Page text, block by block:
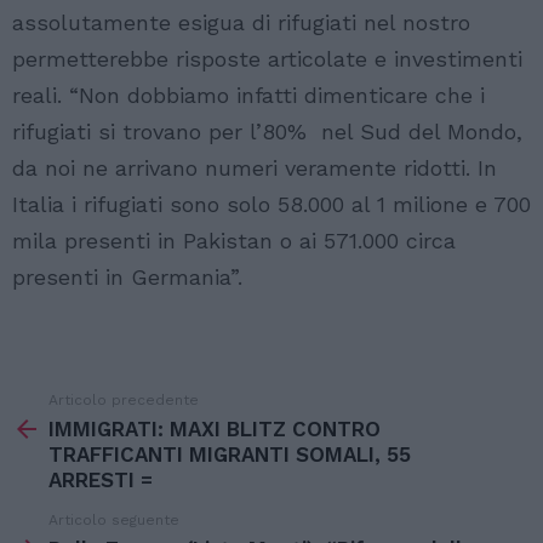
assolutamente esigua di rifugiati nel nostro
permetterebbe risposte articolate e investimenti
reali. “Non dobbiamo infatti dimenticare che i
rifugiati si trovano per l’80% nel Sud del Mondo,
da noi ne arrivano numeri veramente ridotti. In
Italia i rifugiati sono solo 58.000 al 1 milione e 700
mila presenti in Pakistan o ai 571.000 circa
presenti in Germania”.
di
Articolo precedente
IMMIGRATI: MAXI BLITZ CONTRO
TRAFFICANTI MIGRANTI SOMALI, 55
ARRESTI =
Articolo seguente